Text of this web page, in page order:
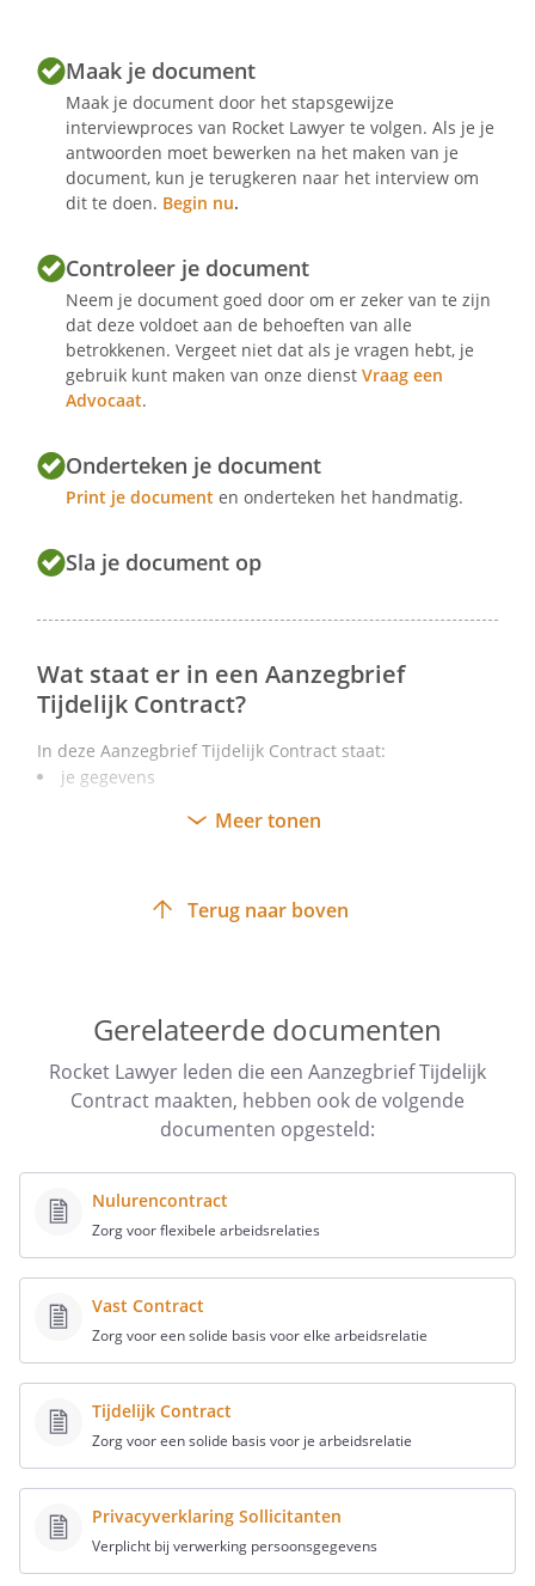
Maak je document
Maak je document door het stapsgewijze
interviewproces van Rocket Lawyer te volgen. Als je je
antwoorden moet bewerken na het maken van je
document, kun je terugkeren naar het interview om
dit te doen. Begin nu.
Controleer je document
Neem je document goed door om er zeker van te zijn
dat deze voldoet aan de behoeften van alle
betrokkenen. Vergeet niet dat als je vragen hebt, je
gebruik kunt maken van onze dienst Vraag een
Advocaat.
Onderteken je document
Print je document en onderteken het handmatig.
Sla je document op
Wat staat er in een Aanzegbrief
Tijdelijk Contract?
In deze Aanzegbrief Tijdelijk Contract staat:
je gegevens
de gegevens van je werknemer
bij beëindiging: de datum waarop de eindafrekening
bij verlenging: het type Arbeidscontract dat
aangeboden wordt
bij verlenging: de einddatum van het nieuwe contract
(bij een Tijdelijk Contract)
bij verlenging: eventuele wijzigingen in de
arbeidsvoorwaarden
Meer tonen
Terug naar boven
Gerelateerde documenten
Rocket Lawyer leden die een Aanzegbrief Tijdelijk
Contract maakten, hebben ook de volgende
documenten opgesteld:
Nulurencontract
Zorg voor flexibele arbeidsrelaties
Vast Contract
Zorg voor een solide basis voor elke arbeidsrelatie
Tijdelijk Contract
Zorg voor een solide basis voor je arbeidsrelatie
Privacyverklaring Sollicitanten
Verplicht bij verwerking persoonsgegevens